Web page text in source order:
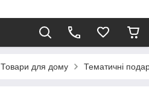
Товари для дому Тематичні